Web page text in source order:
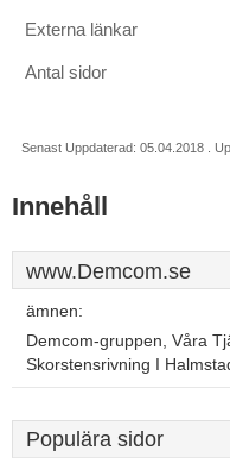
Externa länkar
Antal sidor
Senast Uppdaterad: 05.04.2018 .
Innehåll
www.Demcom.se
ämnen:
Demcom-gruppen, Våra
Skorstensrivning I
Populära sidor